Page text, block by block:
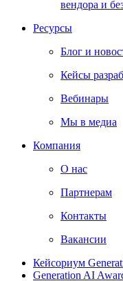
вендора и
Ресурсы
Блог и
Кейсы
Вебинары
Мы в медиа
Компания
О нас
Партнерам
Контакты
Вакансии
Кейсориум
Generation AI